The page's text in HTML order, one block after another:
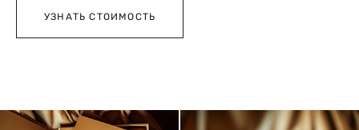
УЗНАТЬ СТОИМОСТЬ